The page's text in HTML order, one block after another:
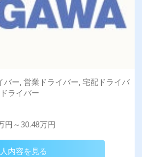
バー, 営業ドライバー, 宅配ドライバ
ライバー
円～30.48万円
内容を見る